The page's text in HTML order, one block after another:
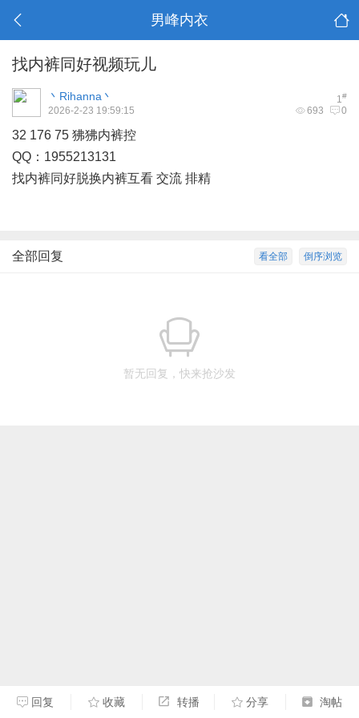
男峰内衣
找内裤同好视频玩儿
1#
丶Rihanna丶
693 0
2026-2-23 19:59:15
32 176 75 狒狒内裤控
QQ：1955213131
找内裤同好脱换内裤互看 交流 排精
倒序浏览
看全部
全部回复
暂无回复，快来抢沙发
回复 收藏 转播 分享 淘帖